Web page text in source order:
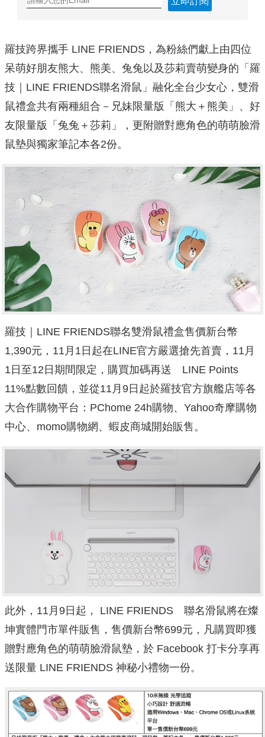
羅技跨界攜手 LINE FRIENDS，為粉絲們獻上由四位
呆萌好朋友熊大、熊美、兔兔以及莎莉賣萌變身的「羅
技｜LINE FRIENDS聯名滑鼠」融化全台少女心，雙滑
鼠禮盒共有兩種組合－兄妹限量版「熊大＋熊美」、好
友限量版「兔兔＋莎莉」，更附贈對應角色的萌萌臉滑
鼠墊與獨家筆記本各2份。
羅技｜LINE FRIENDS聯名雙滑鼠禮盒售價新台幣
1,390元，11月1日起在LINE官方嚴選搶先首賣，11月
1日至12日期間限定，購買加碼再送 LINE Points
11%點數回饋，並從11月9日起於羅技官方旗艦店等各
大合作購物平台：PChome 24h購物、Yahoo奇摩購物
中心、momo購物網、蝦皮商城開始販售。
此外，11月9日起， LINE FRIENDS 聯名滑鼠將在燦
坤實體門市單件販售，售價新台幣699元，凡購買即獲
贈對應角色的萌萌臉滑鼠墊，於 Facebook 打卡分享再
送限量 LINE FRIENDS 神秘小禮物一份。